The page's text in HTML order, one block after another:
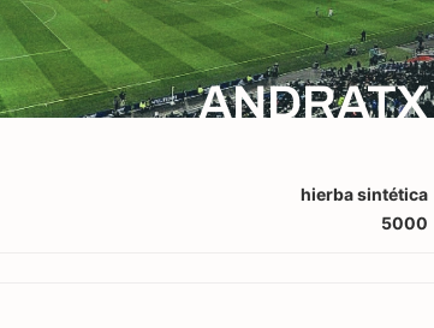
ANDRATX
hierba sintética
5000